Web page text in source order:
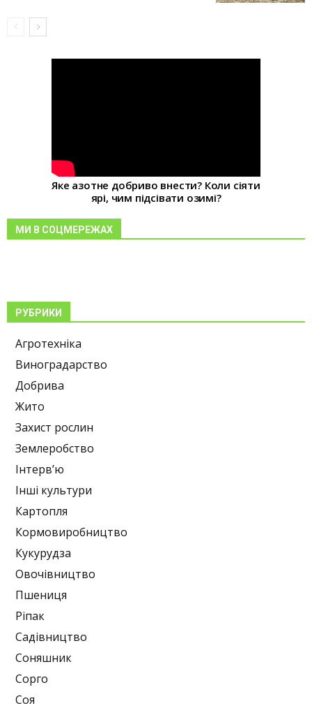
Яке азотне добриво внести? Коли сіяти
ярі, чим підсівати озимі?
МИ В СОЦМЕРЕЖАХ
РУБРИКИ
Агротехніка
Виноградарство
Добрива
Жито
Захист рослин
Землеробство
Інтерв’ю
Інші культури
Картопля
Кормовиробництво
Кукурудза
Овочівництво
Пшениця
Ріпак
Садівництво
Соняшник
Сорго
Соя